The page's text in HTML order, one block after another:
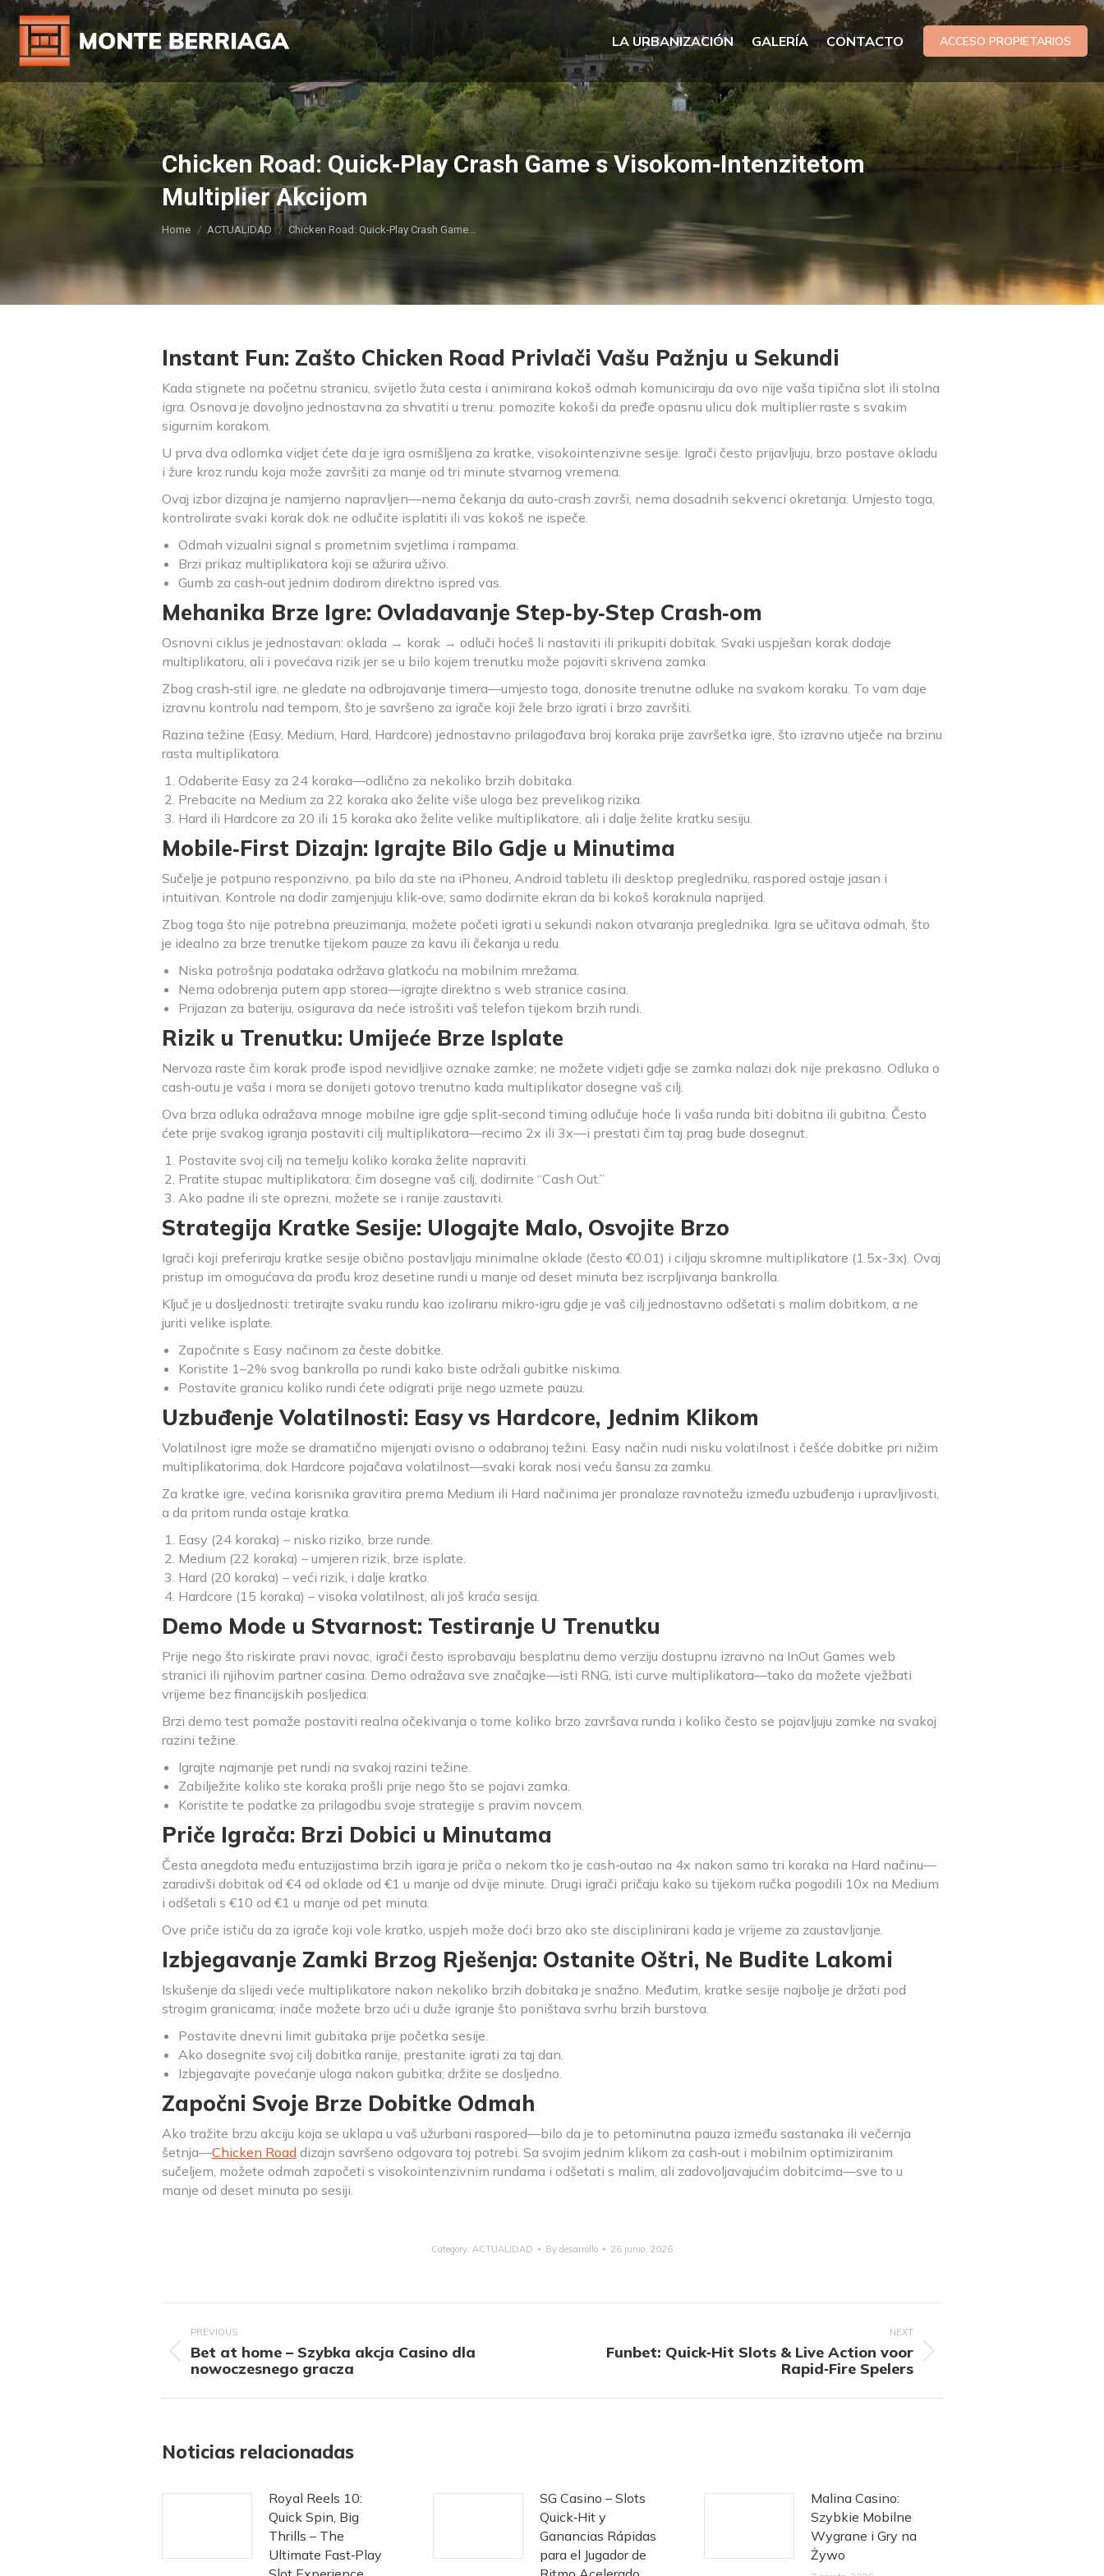
LA URBANIZACIÓN GALERÍA CONTACTO ACCESO PROPIETARIOS
Chicken Road: Quick‑Play Crash Game s Visokom‑Intenzitetom
Multiplier Akcijom
You are here:
Home ACTUALIDAD Chicken Road: Quick‑Play Crash Game…
Instant Fun: Zašto Chicken Road Privlači Vašu Pažnju u Sekundi
Kada stignete na početnu stranicu, svijetlo žuta cesta i animirana kokoš odmah komuniciraju da ovo nije vaša tipična slot ili stolna
igra. Osnova je dovoljno jednostavna za shvatiti u trenu: pomozite kokoši da pređe opasnu ulicu dok multiplier raste s svakim
sigurnim korakom.
U prva dva odlomka vidjet ćete da je igra osmišljena za kratke, visokointenzivne sesije. Igrači često prijavljuju, brzo postave okladu
i žure kroz rundu koja može završiti za manje od tri minute stvarnog vremena.
Ovaj izbor dizajna je namjerno napravljen—nema čekanja da auto‑crash završi, nema dosadnih sekvenci okretanja. Umjesto toga,
kontrolirate svaki korak dok ne odlučite isplatiti ili vas kokoš ne ispeče.
Odmah vizualni signal s prometnim svjetlima i rampama.
Brzi prikaz multiplikatora koji se ažurira uživo.
Gumb za cash‑out jednim dodirom direktno ispred vas.
Mehanika Brze Igre: Ovladavanje Step‑by‑Step Crash‑om
Osnovni ciklus je jednostavan: oklada → korak → odluči hoćeš li nastaviti ili prikupiti dobitak. Svaki uspješan korak dodaje
multiplikatoru, ali i povećava rizik jer se u bilo kojem trenutku može pojaviti skrivena zamka.
Zbog crash‑stil igre, ne gledate na odbrojavanje timera—umjesto toga, donosite trenutne odluke na svakom koraku. To vam daje
izravnu kontrolu nad tempom, što je savršeno za igrače koji žele brzo igrati i brzo završiti.
Razina težine (Easy, Medium, Hard, Hardcore) jednostavno prilagođava broj koraka prije završetka igre, što izravno utječe na brzinu
rasta multiplikatora.
Odaberite Easy za 24 koraka—odlično za nekoliko brzih dobitaka.
Prebacite na Medium za 22 koraka ako želite više uloga bez prevelikog rizika.
Hard ili Hardcore za 20 ili 15 koraka ako želite velike multiplikatore, ali i dalje želite kratku sesiju.
Mobile‑First Dizajn: Igrajte Bilo Gdje u Minutima
Sučelje je potpuno responzivno, pa bilo da ste na iPhoneu, Android tabletu ili desktop pregledniku, raspored ostaje jasan i
intuitivan. Kontrole na dodir zamjenjuju klik‑ove; samo dodirnite ekran da bi kokoš koraknula naprijed.
Zbog toga što nije potrebna preuzimanja, možete početi igrati u sekundi nakon otvaranja preglednika. Igra se učitava odmah, što
je idealno za brze trenutke tijekom pauze za kavu ili čekanja u redu.
Niska potrošnja podataka održava glatkoću na mobilnim mrežama.
Nema odobrenja putem app storea—igrajte direktno s web stranice casina.
Prijazan za bateriju, osigurava da neće istrošiti vaš telefon tijekom brzih rundi.
Rizik u Trenutku: Umijeće Brze Isplate
Nervoza raste čim korak prođe ispod nevidljive oznake zamke; ne možete vidjeti gdje se zamka nalazi dok nije prekasno. Odluka o
cash‑outu je vaša i mora se donijeti gotovo trenutno kada multiplikator dosegne vaš cilj.
Ova brza odluka odražava mnoge mobilne igre gdje split‑second timing odlučuje hoće li vaša runda biti dobitna ili gubitna. Često
ćete prije svakog igranja postaviti cilj multiplikatora—recimo 2x ili 3x—i prestati čim taj prag bude dosegnut.
Postavite svoj cilj na temelju koliko koraka želite napraviti.
Pratite stupac multiplikatora; čim dosegne vaš cilj, dodirnite “Cash Out.”
Ako padne ili ste oprezni, možete se i ranije zaustaviti.
Strategija Kratke Sesije: Ulogajte Malo, Osvojite Brzo
Igrači koji preferiraju kratke sesije obično postavljaju minimalne oklade (često €0.01) i ciljaju skromne multiplikatore (1.5x-3x). Ovaj
pristup im omogućava da prođu kroz desetine rundi u manje od deset minuta bez iscrpljivanja bankrolla.
Ključ je u dosljednosti: tretirajte svaku rundu kao izoliranu mikro‑igru gdje je vaš cilj jednostavno odšetati s malim dobitkom, a ne
juriti velike isplate.
Započnite s Easy načinom za česte dobitke.
Koristite 1–2% svog bankrolla po rundi kako biste održali gubitke niskima.
Postavite granicu koliko rundi ćete odigrati prije nego uzmete pauzu.
Uzbuđenje Volatilnosti: Easy vs Hardcore, Jednim Klikom
Volatilnost igre može se dramatično mijenjati ovisno o odabranoj težini. Easy način nudi nisku volatilnost i češće dobitke pri nižim
multiplikatorima, dok Hardcore pojačava volatilnost—svaki korak nosi veću šansu za zamku.
Za kratke igre, većina korisnika gravitira prema Medium ili Hard načinima jer pronalaze ravnotežu između uzbuđenja i upravljivosti,
a da pritom runda ostaje kratka.
Easy (24 koraka) – nisko riziko, brze runde.
Medium (22 koraka) – umjeren rizik, brze isplate.
Hard (20 koraka) – veći rizik, i dalje kratko.
Hardcore (15 koraka) – visoka volatilnost, ali još kraća sesija.
Demo Mode u Stvarnost: Testiranje U Trenutku
Prije nego što riskirate pravi novac, igrači često isprobavaju besplatnu demo verziju dostupnu izravno na InOut Games web
stranici ili njihovim partner casina. Demo odražava sve značajke—isti RNG, isti curve multiplikatora—tako da možete vježbati
vrijeme bez financijskih posljedica.
Brzi demo test pomaže postaviti realna očekivanja o tome koliko brzo završava runda i koliko često se pojavljuju zamke na svakoj
razini težine.
Igrajte najmanje pet rundi na svakoj razini težine.
Zabilježite koliko ste koraka prošli prije nego što se pojavi zamka.
Koristite te podatke za prilagodbu svoje strategije s pravim novcem.
Priče Igrača: Brzi Dobici u Minutama
Česta anegdota među entuzijastima brzih igara je priča o nekom tko je cash‑outao na 4x nakon samo tri koraka na Hard načinu—
zaradivši dobitak od €4 od oklade od €1 u manje od dvije minute. Drugi igrači pričaju kako su tijekom ručka pogodili 10x na Medium
i odšetali s €10 od €1 u manje od pet minuta.
Ove priče ističu da za igrače koji vole kratko, uspjeh može doći brzo ako ste disciplinirani kada je vrijeme za zaustavljanje.
Izbjegavanje Zamki Brzog Rješenja: Ostanite Oštri, Ne Budite Lakomi
Iskušenje da slijedi veće multiplikatore nakon nekoliko brzih dobitaka je snažno. Međutim, kratke sesije najbolje je držati pod
strogim granicama; inače možete brzo ući u duže igranje što poništava svrhu brzih burstova.
Postavite dnevni limit gubitaka prije početka sesije.
Ako dosegnite svoj cilj dobitka ranije, prestanite igrati za taj dan.
Izbjegavajte povećanje uloga nakon gubitka; držite se dosljedno.
Započni Svoje Brze Dobitke Odmah
Ako tražite brzu akciju koja se uklapa u vaš užurbani raspored—bilo da je to petominutna pauza između sastanaka ili večernja
šetnja—Chicken Road dizajn savršeno odgovara toj potrebi. Sa svojim jednim klikom za cash‑out i mobilnim optimiziranim
sučeljem, možete odmah započeti s visokointenzivnim rundama i odšetati s malim, ali zadovoljavajućim dobitcima—sve to u
manje od deset minuta po sesiji.
Category: ACTUALIDAD By desarrollo 26 junio, 2026
navigation
PREVIOUS
Previous
post:
Bet at home – Szybka akcja Casino dla
nowoczesnego gracza
NEXT
Funbet: Quick‑Hit Slots & Live Action voor
Rapid‑Fire Spelers
Noticias relacionadas
Royal Reels 10:
Quick Spin, Big
Thrills – The
Ultimate Fast‑Play
SG Casino – Slots
Quick‑Hit y
Ganancias Rápidas
para el Jugador de
Malina Casino:
Szybkie Mobilne
Wygrane i Gry na
Żywo